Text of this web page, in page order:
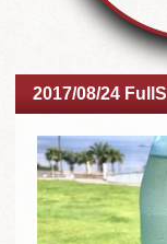
2017/08/24